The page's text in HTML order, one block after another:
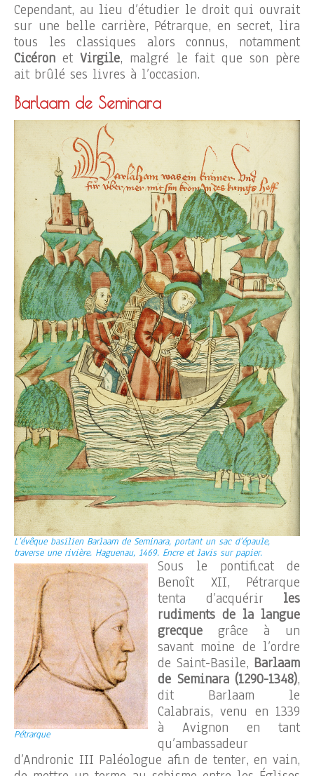
Cependant, au lieu d’étudier le droit qui ouvrait
sur une belle carrière, Pétrarque, en secret, lira
tous les classiques alors connus, notamment
Cicéron etVirgile, malgré le fait que son père
ait brûlé ses livres à l’occasion.
Barlaam de Seminara
L’évêque basilien Barlaam de Seminara, portant un sac d’épaule,
traverse une rivière. Haguenau, 1469. Encre et lavis sur papier.
Pétrarque
Sous le pontificat de
Benoît XII, Pétrarque
tenta d’acquérir les
rudiments de la langue
grecque grâce à un
savant moine de l’ordre
de Saint-Basile, Barlaam
de Seminara (1290-1348),
dit Barlaam le
Calabrais, venu en 1339
à Avignon en tant
qu’ambassadeur
d’Andronic III Paléologue afin de tenter, en vain,